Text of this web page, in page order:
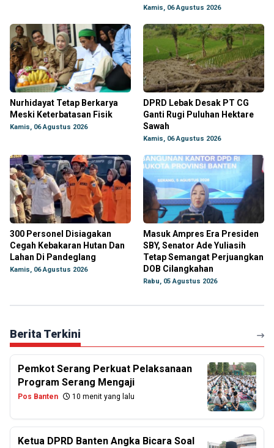
Kamis, 06 Agustus 2026
Nurhidayat Tetap Berkarya
Meski Keterbatasan Fisik
Kamis, 06 Agustus 2026
DPRD Lebak Desak PT CG
Ganti Rugi Puluhan Hektare
Sawah
Kamis, 06 Agustus 2026
300 Personel Disiagakan
Cegah Kebakaran Hutan Dan
Lahan Di Pandeglang
Kamis, 06 Agustus 2026
Masuk Ampres Era Presiden
SBY, Senator Ade Yuliasih
Tetap Semangat Perjuangkan
DOB Cilangkahan
Rabu, 05 Agustus 2026
Berita Terkini
Pemkot Serang Perkuat Pelaksanaan
Program Serang Mengaji
Pos Banten 10 menit yang lalu
Ketua DPRD Banten Angka Bicara Soal